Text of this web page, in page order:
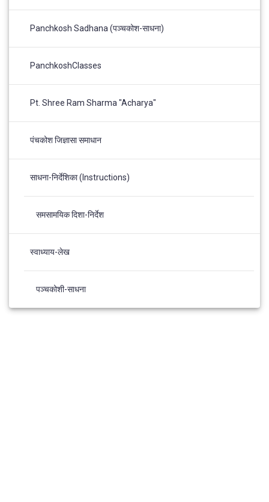
Panchkosh Sadhana (पञ्चकोश-साधना)
PanchkoshClasses
Pt. Shree Ram Sharma "Acharya"
पंचकोश जिज्ञासा समाधान
साधना-निर्देशिका (Instructions)
समसामयिक दिशा-निर्देश
स्वाध्याय-लेख
पञ्चकोशी-साधना